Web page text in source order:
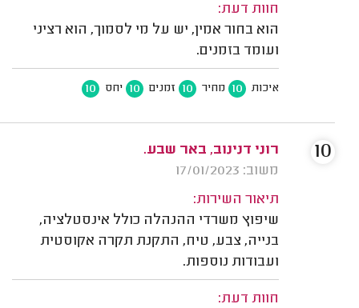
חוות דעת:
הוא בחור אמין, יש על מי לסמוך, הוא רציני
ועומד בזמנים.
איכות 10 מחיר 10 זמנים 10 יחס 10
רוני דנינוב, באר שבע.
משוב: 17/01/2023
תיאור השירות:
שיפוץ משרדי ההנהלה כולל אינסטלציה,
בנייה, צבע, טיח, התקנת תקרה אקוסטית
ועבודות נוספות.
חוות דעת:
10